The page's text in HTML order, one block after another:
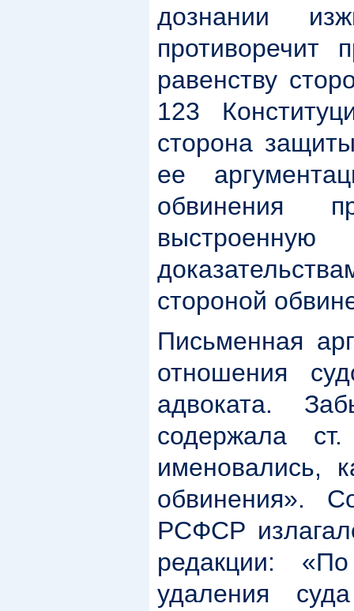
дознании
противоречит
равенству
123
сторона
ее
обвинения
стороной
Письменная
отношения
адвоката.
содержала
именовались,
обвинения».
РСФСР
редакции:
удаления